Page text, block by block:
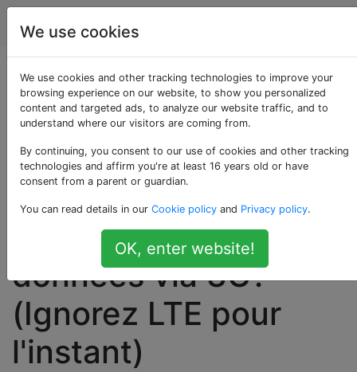
Android
Comment la
consommation
d'énergie pour les
données via WiFi se
compare-t-elle aux
données via 3G?
(Ignorez LTE pour
l'instant)
We use cookies
We use cookies and other tracking technologies to improve your
browsing experience on our website, to show you personalized
content and targeted ads, to analyze our website traffic, and to
understand where our visitors are coming from.
By continuing, you consent to our use of cookies and other tracking
technologies and affirm you're at least 16 years old or have
consent from a parent or guardian.
You can read details in our Cookie policy and Privacy policy.
OK, enter website!